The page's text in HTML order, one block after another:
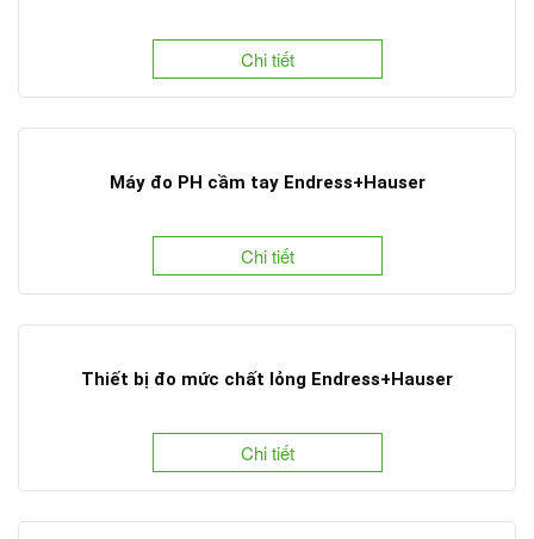
Chi tiết
Máy đo PH cầm tay Endress+Hauser
Chi tiết
Thiết bị đo mức chất lỏng Endress+Hauser
Chi tiết